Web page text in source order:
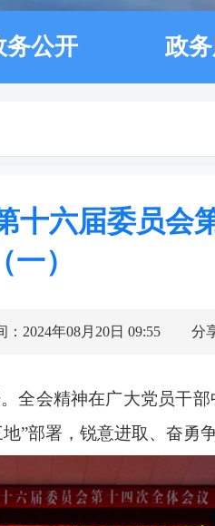
务公开 政
六届委员会
（一）
：2024年08月20日 09:55 分
全会精神在广大党员干
”部署，锐意进取、奋勇